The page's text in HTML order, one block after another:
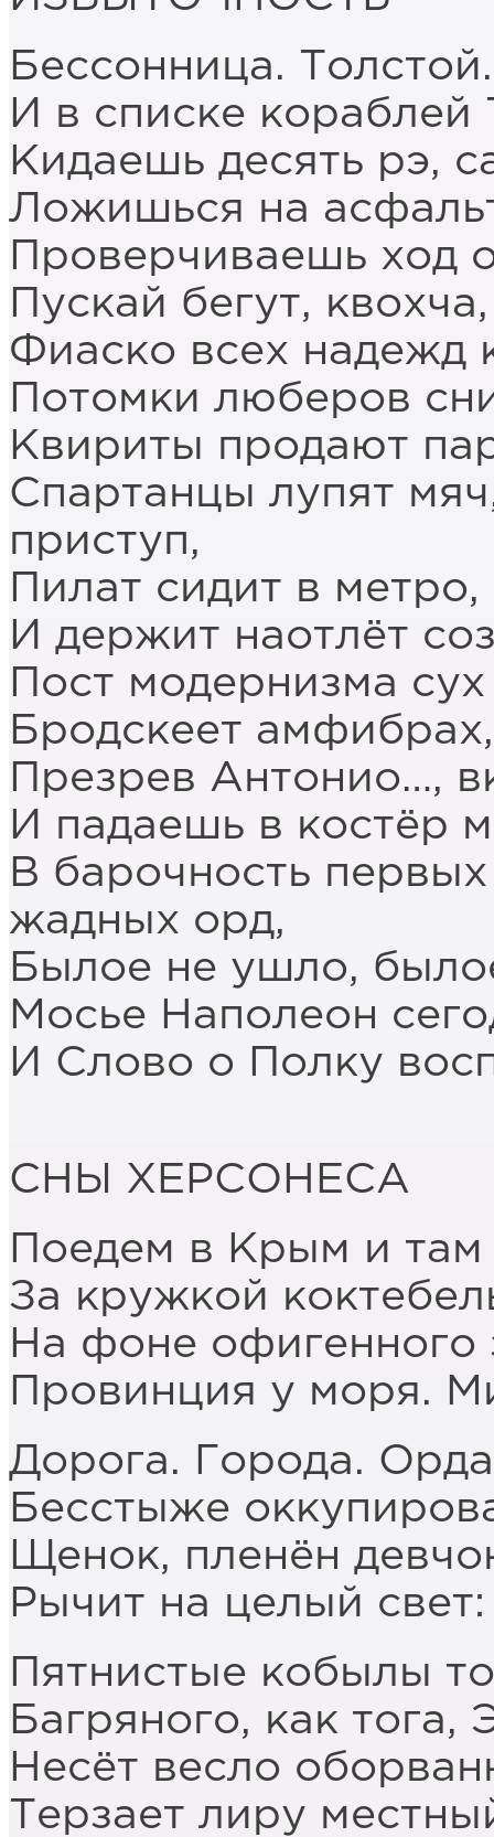
Бессонница.
И в списке
Кидаешь десять рэ,
Ложишься на
Проверчиваешь ход
Пускай бегут,
Фиаско всех надежд
Потомки люберов
Квириты продают
Спартанцы лупят
приступ,
Пилат сидит в
И держит наотлёт
Пост модернизма
Бродскеет
Презрев Антонио…,
И падаешь в костёр
В барочность
жадных орд,
Былое не ушло,
Мосье Наполеон
И Слово о Полку
СНЫ ХЕРСОНЕСА
Поедем в Крым и
За кружкой
На фоне офигенного
Провинция у моря.
Дорога. Города.
Бесстыже
Щенок, пленён
Рычит на целый
Пятнистые кобылы
Багряного, как тога,
Несёт весло
Терзает лиру